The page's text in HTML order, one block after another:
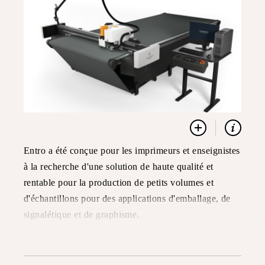
Entro a été conçue pour les imprimeurs et enseignistes
à la recherche d'une solution de haute qualité et
rentable pour la production de petits volumes et
d'échantillons pour des applications d'emballage, de
signalétique et de graphisme.